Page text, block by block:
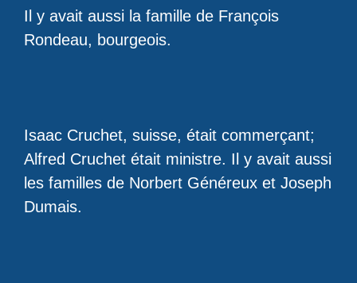
Il y avait aussi la famille de François
Rondeau, bourgeois.
Isaac Cruchet, suisse, était commerçant;
Alfred Cruchet était ministre. Il y avait aussi
les familles de Norbert Généreux et Joseph
Dumais.